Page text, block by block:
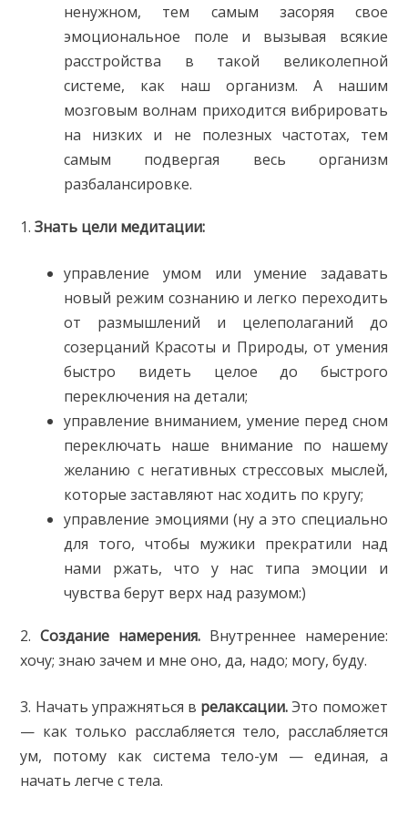
ненужном, тем самым засоряя свое
эмоциональное поле и вызывая всякие
расстройства в такой великолепной
системе, как наш организм. А нашим
мозговым волнам приходится вибрировать
на низких и не полезных частотах, тем
самым подвергая весь организм
разбалансировке.
1. Знать цели медитации:
управление умом или умение задавать
новый режим сознанию и легко переходить
от размышлений и целеполаганий до
созерцаний Красоты и Природы, от умения
быстро видеть целое до быстрого
переключения на детали;
управление вниманием, умение перед сном
переключать наше внимание по нашему
желанию с негативных стрессовых мыслей,
которые заставляют нас ходить по кругу;
управление эмоциями (ну а это специально
для того, чтобы мужики прекратили над
нами ржать, что у нас типа эмоции и
чувства берут верх над разумом:)
2.Создание намерения. Внутреннее намерение:
хочу; знаю зачем и мне оно, да, надо; могу, буду.
3. Начать упражняться в релаксации.Это поможет
— как только расслабляется тело, расслабляется
ум, потому как система тело-ум — единая, а
начать легче с тела.